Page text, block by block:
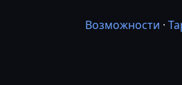
Возможности ·